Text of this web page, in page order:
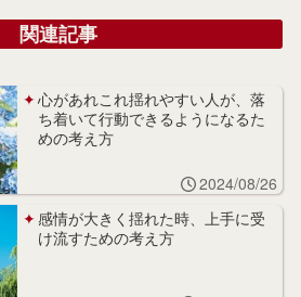
関連記事
心があれこれ揺れやすい人が、落
ち着いて行動できるようになるた
めの考え方
2024/08/26
感情が大きく揺れた時、上手に受
け流すための考え方